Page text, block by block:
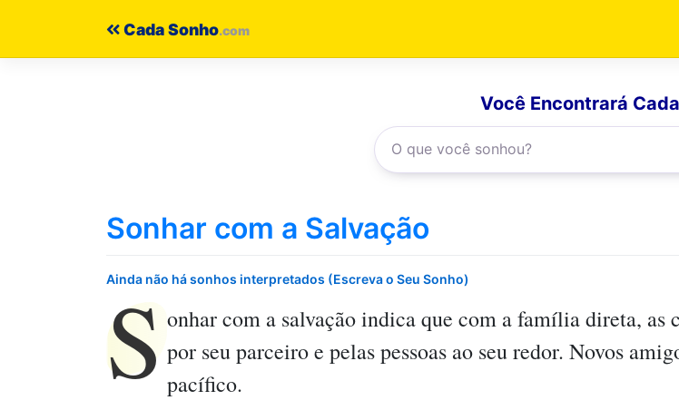
Cada Sonho
Você Encontrará
Sonhar com a Salvação
Ainda não há sonhos interpretados (Escreva o Seu Sonho)
S onhar com a salvaçãoindica que com a família direta, as
por seu parceiro e pelas pessoas ao seu redor. Novos
pacífico.